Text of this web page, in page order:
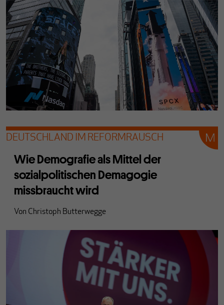
DEUTSCHLAND IM REFORMRAUSCH
Wie Demografie als Mittel der
sozialpolitischen Demagogie
missbraucht wird
Von Christoph Butterwegge